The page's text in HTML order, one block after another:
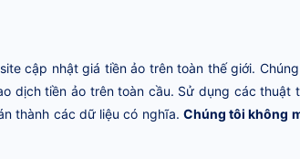
cập nhật giá tiền ảo trên toàn thế giới.
dịch tiền ảo trên toàn cầu. Sử dụng các thuật
thành các dữ liệu có nghĩa. Chúng tôi không